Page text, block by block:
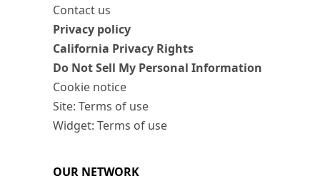
Contact us
Privacy policy
California Privacy Rights
Do Not Sell My Personal Information
Cookie notice
Site: Terms of use
Widget: Terms of use
OUR NETWORK